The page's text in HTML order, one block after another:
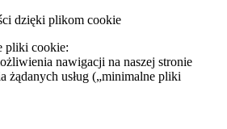
dzięki plikom cookie
pliki cookie:
nawigacji na naszej stronie
żądanych usług („minimalne pliki